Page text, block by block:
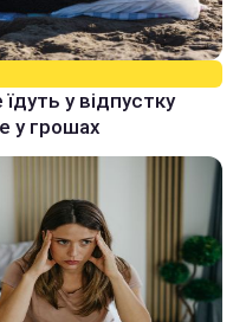
у відпустку
у грошах